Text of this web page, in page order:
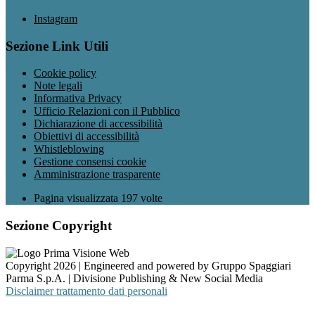
Instagram
Sezione Link Utili
Cookie policy
Note legali
Informativa Privacy
Ufficio Relazioni con il Pubblico
Dichiarazione di accessibilità
Obiettivi di accessibilità
Whistleblowing
Gestione consensi cookie
Amministrazione trasparente
Pagina visualizzata 197 volte
Sezione Copyright
Copyright 2026 | Engineered and powered by Gruppo Spaggiari
Parma S.p.A. | Divisione Publishing & New Social Media
Disclaimer trattamento dati personali